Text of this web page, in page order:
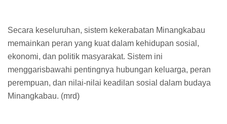
Secara keseluruhan, sistem kekerabatan Minangkabau
memainkan peran yang kuat dalam kehidupan sosial,
ekonomi, dan politik masyarakat. Sistem ini
menggarisbawahi pentingnya hubungan keluarga, peran
perempuan, dan nilai-nilai keadilan sosial dalam budaya
Minangkabau. (mrd)